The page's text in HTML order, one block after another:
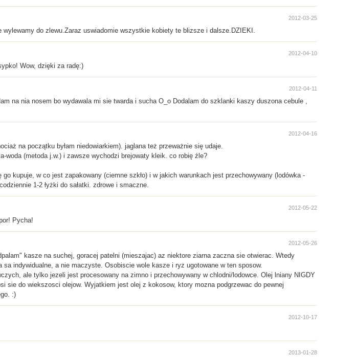
2012-03-25
do zlewu.Zaraz uswiadomie wszystkie kobiety te blizsze i dalsze.DZIEKI.
2012-04-10
Wow, dzięki za radę:)
2012-04-11
na nia nosem bo wydawala mi sie twarda i sucha O_o Dodalam do szklanki kaszy duszona cebule ,
2012-04-16
na początku byłam niedowiarkiem). jaglana też przeważnie się udaje.
(metoda j.w.) i zawsze wychodzi brejowaty kleik. co robię źle?
kupuje, w co jest zapakowany (ciemne szkło) i w jakich warunkach jest przechowywany (lodówka -
1-2 łyżki do sałatki. zdrowe i smaczne.
2012-05-22
Pycha!
2012-05-26
kasze na suchej, goracej patelni (mieszajac) az niektore ziarna zaczna sie otwierac. Wtedy
indywidualne, a nie maczyste. Osobiscie wole kasze i ryz ugotowane w ten sposow.
ale tylko jezeli jest procesowany na zimno i przechowywany w chlodni/lodowce. Olej lniany NIGDY
sie do wiekszosci olejow. Wyjatkiem jest olej z kokosow, ktory mozna podgrzewac do pewnej
:)
2012-10-17
2013-01-28